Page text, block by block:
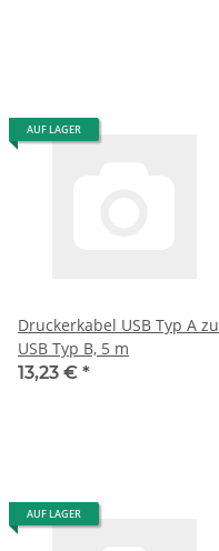
AUF LAGER
Druckerkabel USB Typ A zu
USB Typ B, 5 m
13,23 € *
AUF LAGER